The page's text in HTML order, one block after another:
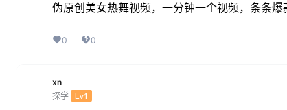
伪原创美女热舞视频，一分钟一个视频，条条
0 0
xn
探学 Lv1